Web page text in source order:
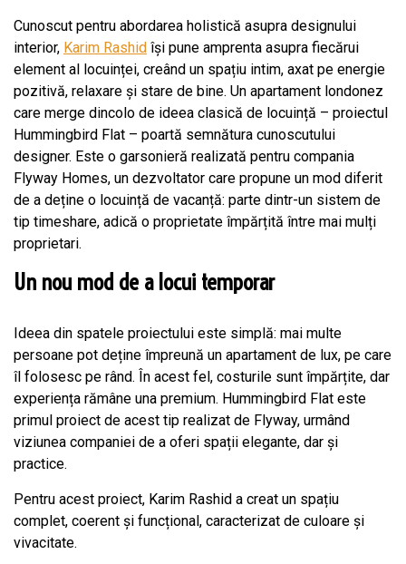
Cunoscut pentru abordarea holistică asupra designului
interior, Karim Rashid își pune amprenta asupra fiecărui
element al locuinței, creând un spațiu intim, axat pe energie
pozitivă, relaxare și stare de bine. Un apartament londonez
care merge dincolo de ideea clasică de locuință – proiectul
Hummingbird Flat – poartă semnătura cunoscutului
designer. Este o garsonieră realizată pentru compania
Flyway Homes, un dezvoltator care propune un mod diferit
de a deține o locuință de vacanță: parte dintr-un sistem de
tip timeshare, adică o proprietate împărțită între mai mulți
proprietari.
Un nou mod de a locui temporar
Ideea din spatele proiectului este simplă: mai multe
persoane pot deține împreună un apartament de lux, pe care
îl folosesc pe rând. În acest fel, costurile sunt împărțite, dar
experiența rămâne una premium. Hummingbird Flat este
primul proiect de acest tip realizat de Flyway, urmând
viziunea companiei de a oferi spații elegante, dar și
practice.
Pentru acest proiect, Karim Rashid a creat un spațiu
complet, coerent și funcțional, caracterizat de culoare și
vivacitate.